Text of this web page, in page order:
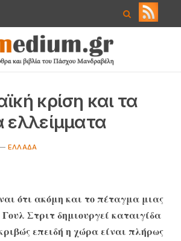
κρίση και τα
ελλείμματα
EΛΛΆΔΑ
ότι ακόμη και το πέταγμα μιας
Στριτ δημιουργεί καταιγίδα
επειδή η χώρα είναι πλήρως